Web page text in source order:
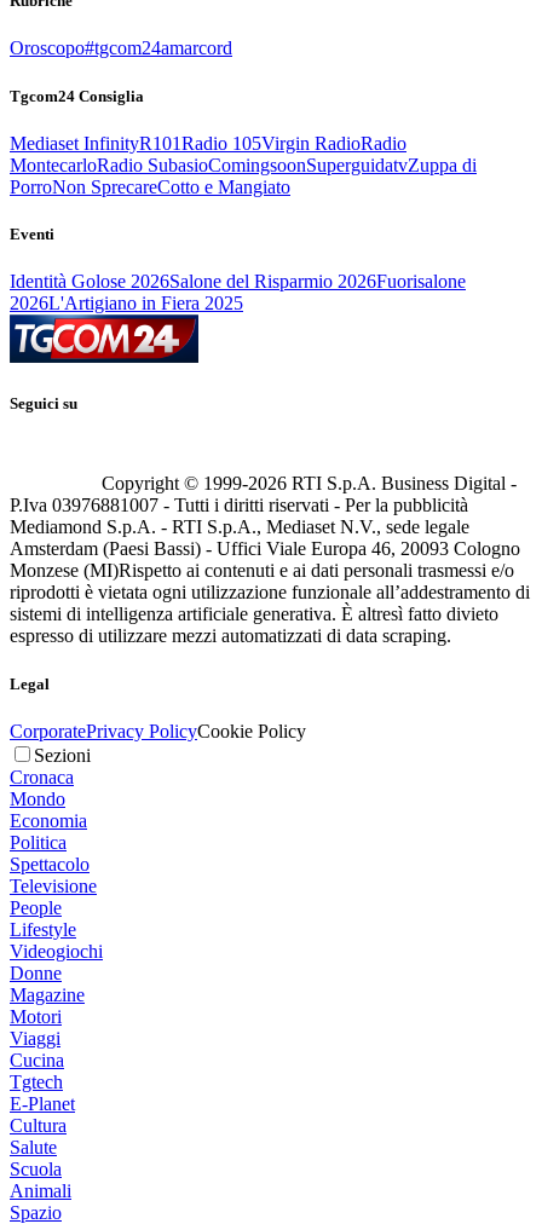
Oroscopo#tgcom24amarcord
Tgcom24 Consiglia
Mediaset InfinityR101Radio 105Virgin RadioRadio
MontecarloRadio SubasioComingsoonSuperguidatvZuppa di
PorroNon SprecareCotto e Mangiato
Eventi
Identità Golose 2026Salone del Risparmio 2026Fuorisalone
2026L'Artigiano in Fiera 2025
Seguici su
Copyright © 1999-2026 RTI S.p.A. Business Digital -
P.Iva 03976881007 - Tutti i diritti riservati - Per la pubblicità
Mediamond S.p.A. - RTI S.p.A., Mediaset N.V., sede legale
Amsterdam (Paesi Bassi) - Uffici Viale Europa 46, 20093 Cologno
Monzese (MI)Rispetto ai contenuti e ai dati personali trasmessi e/o
riprodotti è vietata ogni utilizzazione funzionale all’addestramento di
sistemi di intelligenza artificiale generativa. È altresì fatto divieto
espresso di utilizzare mezzi automatizzati di data scraping.
Legal
CorporatePrivacy PolicyCookie Policy
Sezioni
Cronaca
Mondo
Economia
Politica
Spettacolo
Televisione
People
Lifestyle
Videogiochi
Donne
Magazine
Motori
Viaggi
Cucina
Tgtech
E-Planet
Cultura
Salute
Scuola
Animali
Spazio